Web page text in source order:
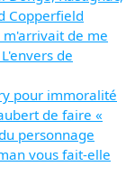
Copperfield
de me
de
pour immoralité
de faire «
personnage
vous fait-elle